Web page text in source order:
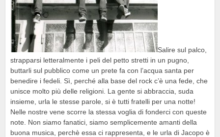
Salire sul palco,
strapparsi letteralmente i peli del petto stretti in un pugno,
buttarli sul pubblico come un prete fa con l’acqua santa per
benedire i fedeli. Sì, perché alla base del rock c’è una fede, che
unisce molto più delle religioni. La gente si abbraccia, suda
insieme, urla le stesse parole, si è tutti fratelli per una notte!
Nelle nostre vene scorre la stessa voglia di fonderci con queste
note. Non siamo fanatici, siamo semplicemente amanti della
buona musica, perchè essa ci rappresenta, e le urla di Jacopo è